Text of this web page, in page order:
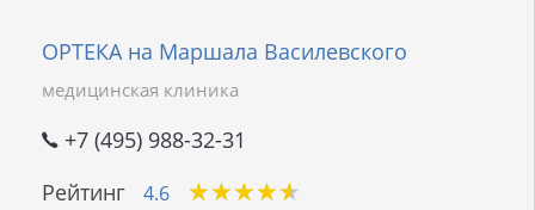
ОРТЕКА на Маршала Василевского
медицинская клиника
+7 (495) 988-32-31
Рейтинг
4.6 ★★★★★
★★★★★